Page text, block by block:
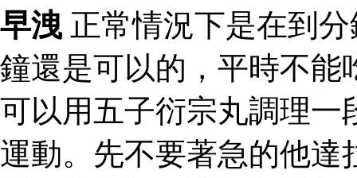
早洩 正常情況下是在到
鐘還是可以的，平時不能
可以用五子衍宗丸調理一
運動。先不要著急的他達